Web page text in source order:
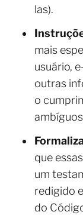
las).
mais
usuário,
outras
o
que
um
redigido
do